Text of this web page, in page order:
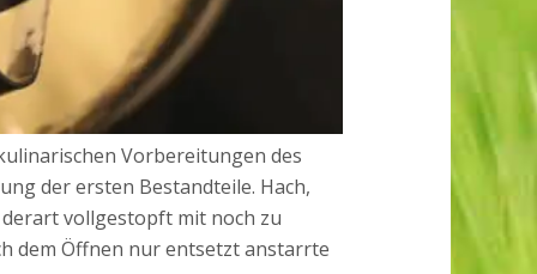
Vorbereitungen des
der ersten Bestandteile. Hach,
vollgestopft mit noch zu
dem Öffnen nur entsetzt anstarrte